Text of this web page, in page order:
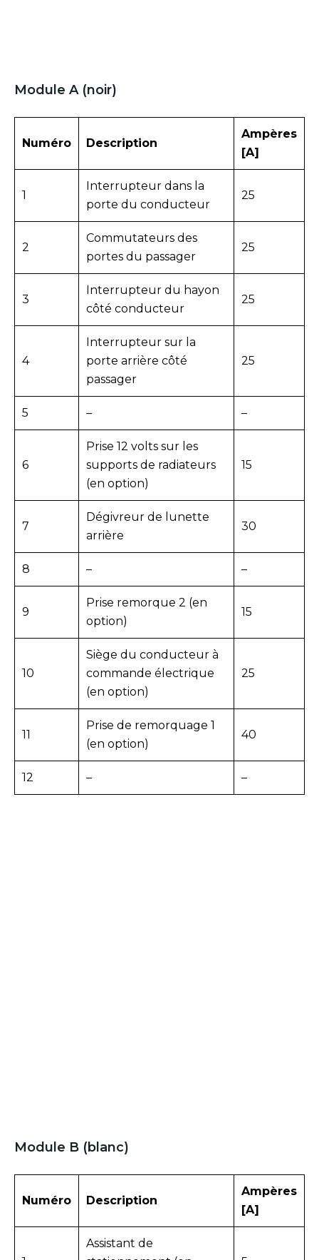
Module A (noir)
Numéro Description
Ampères
[A]
1
Interrupteur dans la
porte du conducteur
25
2
Commutateurs des
portes du passager
25
3
Interrupteur du hayon
côté conducteur
25
4
Interrupteur sur la
porte arrière côté
passager
25
5 – –
6
Prise 12 volts sur les
supports de radiateurs
(en option)
15
7
Dégivreur de lunette
arrière
30
8 – –
9
Prise remorque 2 (en
option)
15
10
Siège du conducteur à
commande électrique
(en option)
25
11
Prise de remorquage 1
(en option)
40
12 – –
Module B (blanc)
Numéro Description
Ampères
[A]
Assistant de